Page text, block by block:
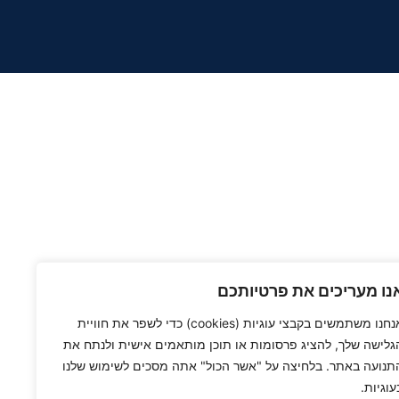
מעריכים את פרטיותכם
אנחנו משתמשים בקבצי עוגיות (cookies) כדי לשפר את חוויית
שלך, להציג פרסומות או תוכן מותאמים אישית ולנתח את
באתר. בלחיצה על "אשר הכול" אתה מסכים לשימוש שלנו